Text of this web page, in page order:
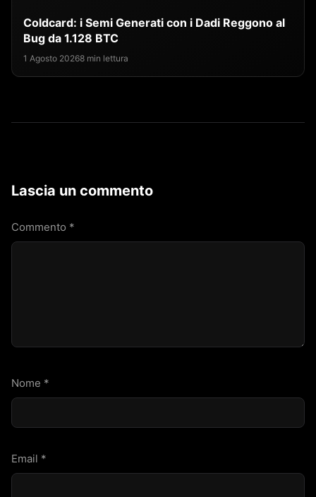
Coldcard: i Semi Generati con i Dadi Reggono al
Bug da 1.128 BTC
1 Agosto 20268 min lettura
Lascia un commento
Commento *
Nome *
Email *